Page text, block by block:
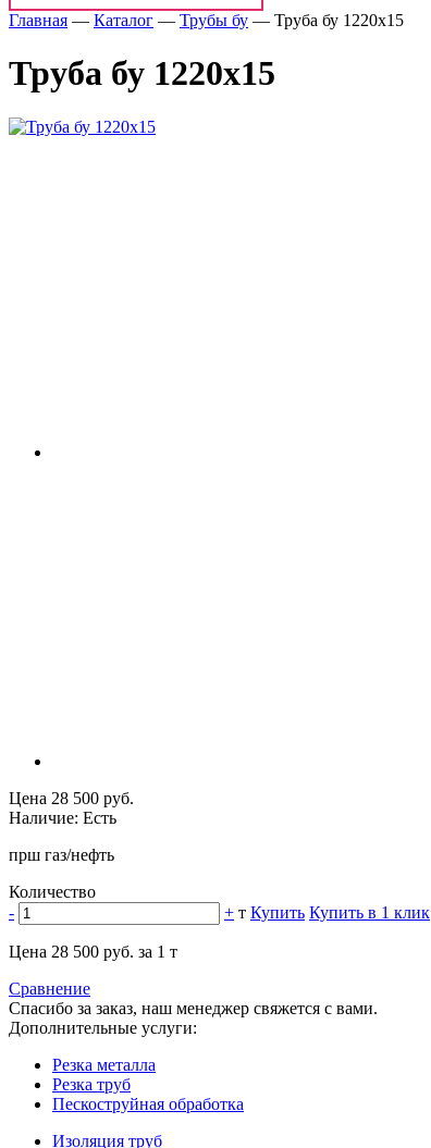
Главная — Каталог — Трубы бу — Труба бу 1220х15
Труба бу 1220х15
Цена 28 500 руб.
Наличие: Есть
прш газ/нефть
Количество
-
+ т Купить Купить в 1 клик
Цена 28 500 руб. за 1 т
Сравнение
Спасибо за заказ, наш менеджер свяжется с вами.
Дополнительные услуги:
Резка металла
Резка труб
Пескоструйная обработка
Изоляция труб